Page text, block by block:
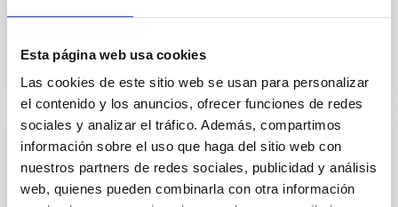
Esta página web usa cookies
Las cookies de este sitio web se usan para personalizar
el contenido y los anuncios, ofrecer funciones de redes
sociales y analizar el tráfico. Además, compartimos
información sobre el uso que haga del sitio web con
nuestros partners de redes sociales, publicidad y análisis
web, quienes pueden combinarla con otra información
CON ÁRBITRO
Joining forces: 30 years of optical
monitoring of the Einstein Cross